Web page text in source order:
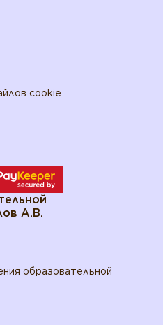
cookie
А.В.
образовательной